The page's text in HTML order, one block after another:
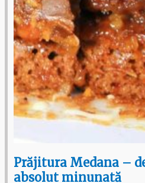
Prăjitura Medana –
absolut minunată